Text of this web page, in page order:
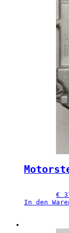
€
In den